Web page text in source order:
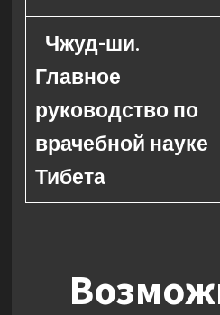
Чжуд-ши.
Главное
руководство по
врачебной науке
Тибета